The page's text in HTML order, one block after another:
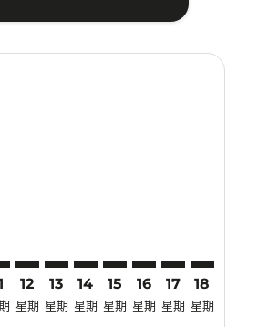
12
星期
13
星期
14
星期
15
星期
16
星期
17
星期
18
星期